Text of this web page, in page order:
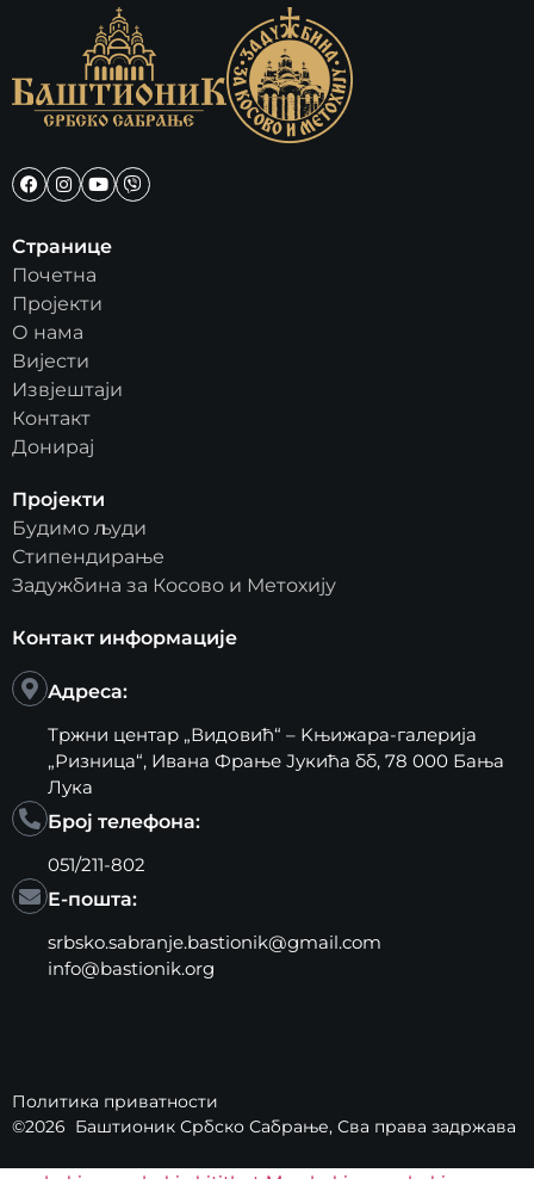
Странице
Почетна
Пројекти
О нама
Вијести
Извјештаји
Контакт
Донирај
Пројекти
Будимо људи
Стипендирање
Задужбина за Косово и Метохију
Контакт информације
Адреса:
Тржни центар „Видовић“ – Kњижара-галерија
„Ризница“, Ивана Фрање Јукића бб, 78 000 Бања
Лука
Број телефона:
051/211-802
Е-пошта:
srbsko.sabranje.bastionik@gmail.com
info@bastionik.org
Политика приватности
©2026 Баштионик Србско Сабрање, Сва права задржава